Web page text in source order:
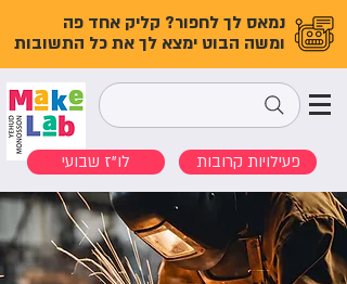
נמאס לך לחפור? קליק אחד פה
ומשה הבוט ימצא לך את כל התשובות
לו"ז שבועי פעילויות קרובות